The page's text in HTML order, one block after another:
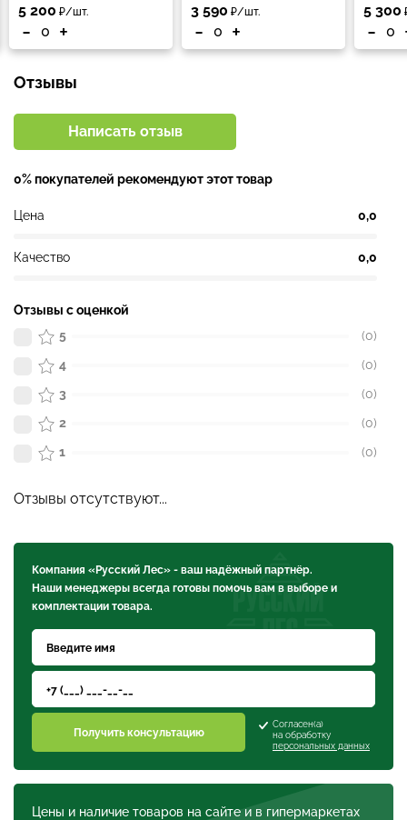
5 200 ₽/шт.
- +
3 590 ₽/шт.
- +
5 300
-
Отзывы
Написать отзыв
0% покупателей рекомендуют этот товар
Цена 0,0
Качество 0,0
Отзывы с оценкой
5
(0)
4
(0)
3
(0)
2
(0)
1
(0)
Отзывы отсутствуют...
Цены и наличие товаров на сайте и в гипермаркетах
Компания «Русский Лес» - ваш надёжный партнёр.
Наши менеджеры всегда готовы помочь вам в выборе и
комплектации товара.
Получить консультацию
Согласен(а)
на обработку
персональных данных